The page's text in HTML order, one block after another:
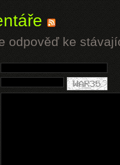
odpověď ke